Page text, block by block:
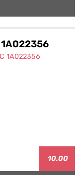
10.00